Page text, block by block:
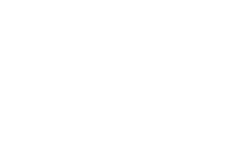
empataron el choque, llegándose al
con la misma intensidad, lo que
en el banquillo. A falta de quince minutos,
permitió que este centrara y Javi
a su equipo con varias intervenciones a
Javi y consiguiendo el 2-1.